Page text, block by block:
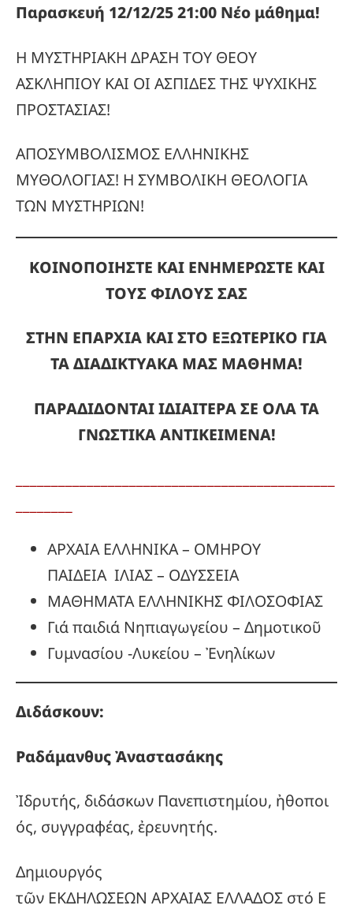
Παρασκευή 12/12/25 21:00 Νέο μάθημα!
Η ΜΥΣΤΗΡΙΑΚΗ ΔΡΑΣΗ ΤΟΥ ΘΕΟΥ
ΑΣΚΛΗΠΙΟΥ ΚΑΙ ΟΙ ΑΣΠΙΔΕΣ ΤΗΣ ΨΥΧΙΚΗΣ
ΠΡΟΣΤΑΣΙΑΣ!
ΑΠΟΣΥΜΒΟΛΙΣΜΟΣ ΕΛΛΗΝΙΚΗΣ
ΜΥΘΟΛΟΓΙΑΣ! Η ΣΥΜΒΟΛΙΚΗ ΘΕΟΛΟΓΙΑ
ΤΩΝ ΜΥΣΤΗΡΙΩΝ!
ΚΟΙΝΟΠΟΙΗΣΤΕ ΚΑΙ ΕΝΗΜΕΡΩΣΤΕ ΚΑΙ
ΤΟΥΣ ΦΙΛΟΥΣ ΣΑΣ
ΣΤΗΝ ΕΠΑΡΧΙΑ ΚΑΙ ΣΤΟ ΕΞΩΤΕΡΙΚΟ ΓΙΑ
ΤΑ ΔΙΑΔΙΚΤΥΑΚΑ ΜΑΣ ΜΑΘΗΜΑ!
ΠΑΡΑΔΙΔΟΝΤΑΙ ΙΔΙΑΙΤΕΡΑ ΣΕ ΟΛΑ ΤΑ
ΓΝΩΣΤΙΚΑ ΑΝΤΙΚΕΙΜΕΝΑ!
ΑΡΧΑΙΑ ΕΛΛΗΝΙΚΑ – ΟΜΗΡΟΥ
ΠΑΙΔΕΙΑ ΙΛΙΑΣ – ΟΔΥΣΣΕΙΑ
ΜΑΘΗΜΑΤΑ ΕΛΛΗΝΙΚΗΣ ΦΙΛΟΣΟΦΙΑΣ
Γιά παιδιά Νηπιαγωγείου – Δημοτικοῦ
Γυμνασίου -Λυκείου – Ἐνηλίκων
Διδάσκουν:
ΡαδάμανθυςἈναστασάκης
Ἰδρυτής, διδάσκων Πανεπιστημίου, ἠθοποι
ός, συγγραφέας, ἐρευνητής.
Δημιουργός
τῶν ΕΚΔΗΛΩΣΕΩΝ ΑΡΧΑΙΑΣ ΕΛΛΑΔΟΣ στό Ε